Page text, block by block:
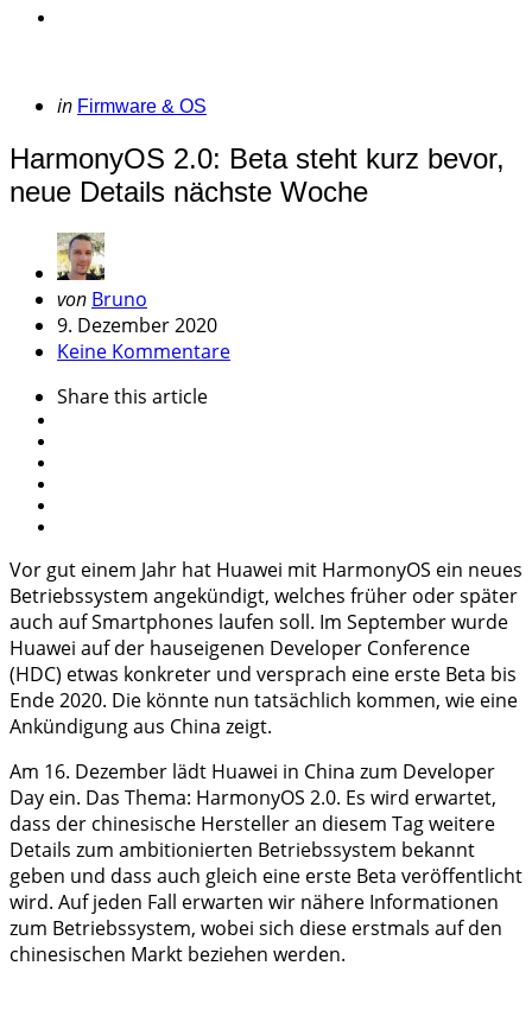
Categories
Posted
in Firmware & OS
HarmonyOS 2.0: Beta steht kurz bevor,
neue Details nächste Woche
Geschrieben
von
von Bruno
9. Dezember 2020
Keine Kommentare
Sharethis article
Vor gut einem Jahr hat Huawei mit HarmonyOS ein neues
Betriebssystem angekündigt, welches früher oder später
auch auf Smartphones laufen soll. Im September wurde
Huawei auf der hauseigenen Developer Conference
(HDC) etwas konkreter und versprach eine erste Beta bis
Ende 2020. Die könnte nun tatsächlich kommen, wie eine
Ankündigung aus China zeigt.
Am 16. Dezember lädt Huawei in China zum Developer
Day ein. Das Thema: HarmonyOS 2.0. Es wird erwartet,
dass der chinesische Hersteller an diesem Tag weitere
Details zum ambitionierten Betriebssystem bekannt
geben und dass auch gleich eine erste Beta veröffentlicht
wird. Auf jeden Fall erwarten wir nähere Informationen
zum Betriebssystem, wobei sich diese erstmals auf den
chinesischen Markt beziehen werden.